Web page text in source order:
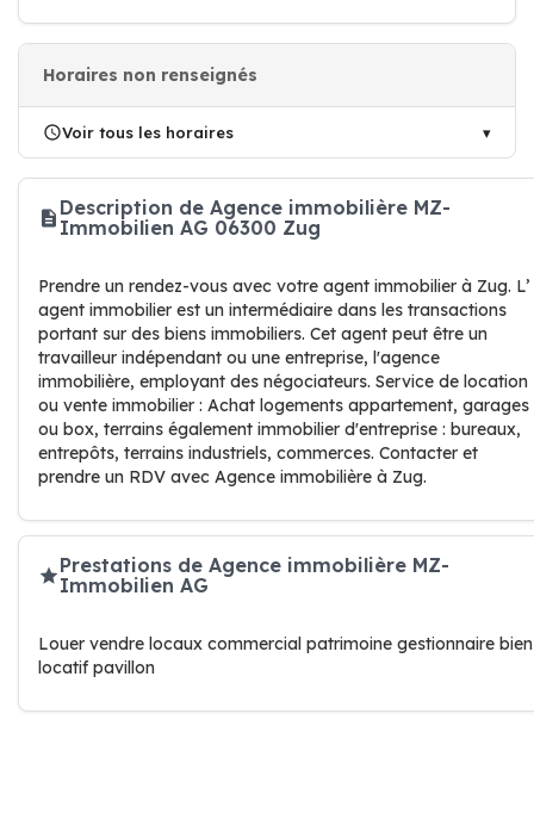
Horaires non renseignés
Voir tous les horaires
Description de Agence immobilière MZ-
Immobilien AG 06300 Zug
Prendre un rendez-vous avec votre agent immobilier à Zug. L’
agent immobilier est un intermédiaire dans les transactions
portant sur des biens immobiliers. Cet agent peut être un
travailleur indépendant ou une entreprise, l'agence
immobilière, employant des négociateurs. Service de location
ou vente immobilier : Achat logements appartement, garages
ou box, terrains également immobilier d'entreprise : bureaux,
entrepôts, terrains industriels, commerces. Contacter et
prendre un RDV avec Agence immobilière à Zug.
Prestations de Agence immobilière MZ-
Immobilien AG
Louer vendre locaux commercial patrimoine gestionnaire bien
locatif pavillon